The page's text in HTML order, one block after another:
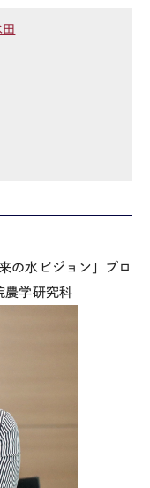
水ビジョン」プロ
農学研究科